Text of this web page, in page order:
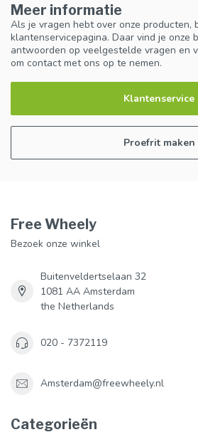
Meer informatie
Als je vragen hebt over onze producten,
klantenservicepagina. Daar vind je onze
antwoorden op veelgestelde vragen en
om contact met ons op te nemen.
Klantenservice
Proefrit maken
Free Wheely
Bezoek onze winkel
Buitenveldertselaan 32
1081 AA Amsterdam
the Netherlands
020 - 7372119
Amsterdam@freewheely.nl
Categorieën